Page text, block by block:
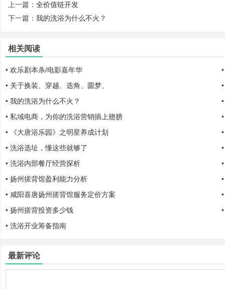
业
上一篇： 全价值链开发
下一篇： 我的洗浴为什么不火？
相关阅读
• 欢乐剧本杀/电影嘉年华
• 关于换装、穿越、选角、圆梦、
• 我的洗浴为什么不火？
• 私域电商，为你的洗浴营销插上翅膀
•
《大唐浴乐园》之明星养成计划
• 洗浴选址，懂这些就够了
• 洗浴内部餐厅经营探析
• 扬州搓背馆盈利能力分析
• 咸阳喜唐扬州搓背馆服务定价方案
• 扬州搓背投资多少钱
• 洗浴开业筹备指南
最新评论